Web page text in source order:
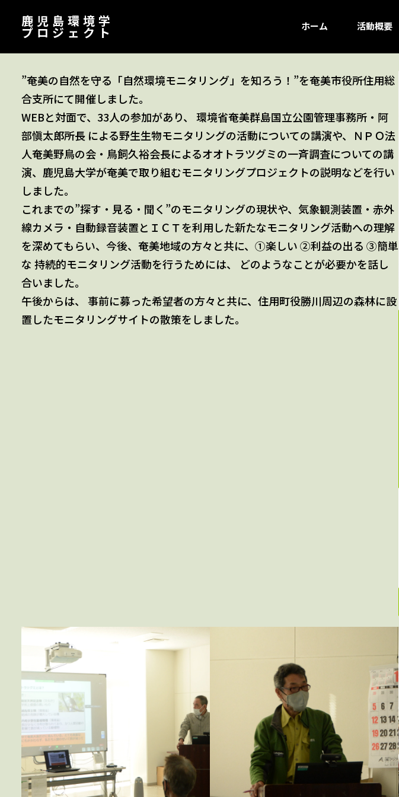
鹿児島環境学
プロジェクト ホーム 活動概要
”奄美の自然を守る「自然環境モニタリング」を知ろう！”を奄美市役所住用総
合支所にて開催しました。
WEBと対面で、33人の参加があり、 環境省奄美群島国立公園管理事務所・阿
部愼太郎所長 による野生生物モニタリングの活動についての講演や、ＮＰＯ法
人奄美野鳥の会・鳥飼久裕会長によるオオトラツグミの一斉調査についての講
演、鹿児島大学が奄美で取り組むモニタリングプロジェクトの説明などを行い
しました。
これまでの”探す・見る・聞く”のモニタリングの現状や、気象観測装置・赤外
線カメラ・自動録音装置とＩＣＴを利用した新たなモニタリング活動への理解
を深めてもらい、今後、奄美地域の方々と共に、①楽しい ②利益の出る ③簡単
な 持続的モニタリング活動を行うためには、 どのようなことが必要かを話し
合いました。
午後からは、 事前に募った希望者の方々と共に、住用町役勝川周辺の森林に設
置したモニタリングサイトの散策をしました。